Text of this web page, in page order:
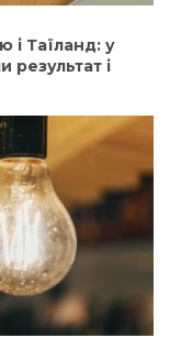
і Таїланд: у
результат і